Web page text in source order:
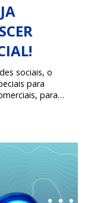
sociais, o
para
para